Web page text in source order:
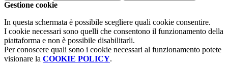
Gestione cookie
In questa schermata è possibile scegliere quali cookie consentire.
I cookie necessari sono quelli che consentono il funzionamento della
piattaforma e non è possibile disabilitarli.
Per conoscere quali sono i cookie necessari al funzionamento potete
visionare la COOKIE POLICY.